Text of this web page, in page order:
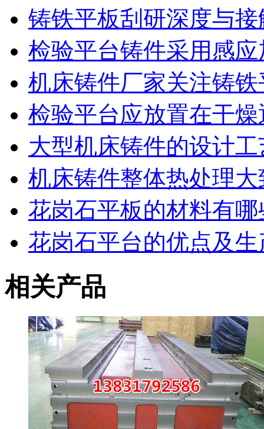
铸铁平板刮研深度与
检验平台铸件采用感
机床铸件厂家关注铸
检验平台应放置在干
大型机床铸件的设计
机床铸件整体热处理
花岗石平板的材料有
花岗石平台的优点及
相关产品